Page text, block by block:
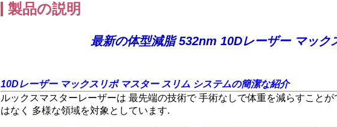
製品の説明
最新の体型減脂 532nm 10Dレーザー マック
10Dレーザー マックスリポ マスター スリム システムの簡潔な紹介
ルックスマスターレーザーは 最先端の技術で 手術なしで体重を減らすこと
はなく 多様な領域を対象としています.